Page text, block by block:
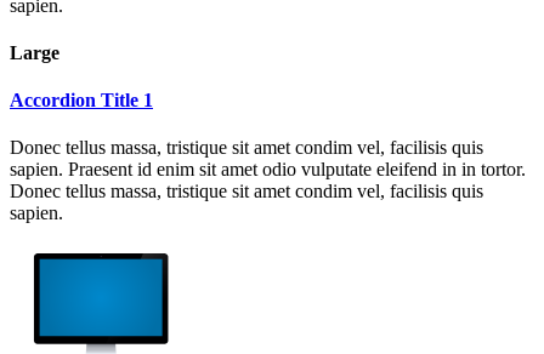
sapien.
Large
Accordion Title 1
Donec tellus massa, tristique sit amet condim vel, facilisis quis
sapien. Praesent id enim sit amet odio vulputate eleifend in in tortor.
Donec tellus massa, tristique sit amet condim vel, facilisis quis
sapien.